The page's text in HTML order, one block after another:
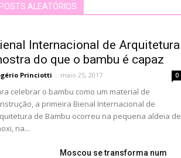
ALEATÓRIOS
Internacional de Arquitetura
do que o bambu é capaz
Princiotti - maio 25, 2017 0
celebrar o bambu como um material de
a primeira Bienal Internacional de
de Bambu ocorreu na pequena aldeia de
na...
Moscou se transforma num